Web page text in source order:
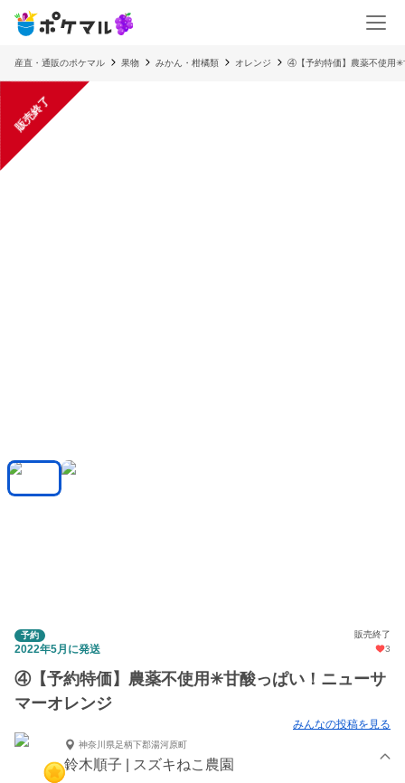
産直・通販のポケマル 果物 みかん・柑橘類 オレンジ ④【予約特価】農薬不使用✳︎
販売終了
予約 販売終了
2022年5月に発送 3
④【予約特価】農薬不使用✳︎甘酸っぱい！ニューサ
マーオレンジ
みんなの投稿を見る
神奈川県足柄下郡湯河原町
鈴木順子 | スズキねこ農園